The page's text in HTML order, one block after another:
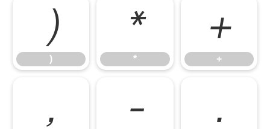
)
)
*
*
+
+
, - .